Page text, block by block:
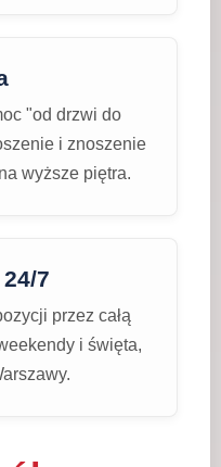
"od drzwi do
i znoszenie
wyższe piętra.
7
przez całą
i święta,